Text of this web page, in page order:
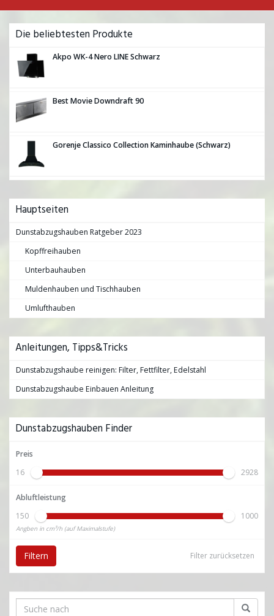
Die beliebtesten Produkte
Akpo WK-4 Nero LINE Schwarz
Best Movie Downdraft 90
Gorenje Classico Collection Kaminhaube (Schwarz)
Hauptseiten
Dunstabzugshauben Ratgeber 2023
Kopffreihauben
Unterbauhauben
Muldenhauben und Tischhauben
Umlufthauben
Anleitungen, Tipps&Tricks
Dunstabzugshaube reinigen: Filter, Fettfilter, Edelstahl
Dunstabzugshaube Einbauen Anleitung
Dunstabzugshauben Finder
Preis
16
2928
Abluftleistung
150
1000
Angben in cm³/h (auf Maximalstufe)
Filter zurücksetzen
Filtern